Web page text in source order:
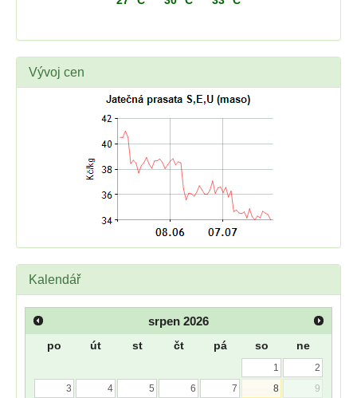
Vývoj cen
Kalendář
srpen 2026
po út st čt pá so ne
1
2
3
4 5 6 7 8
9